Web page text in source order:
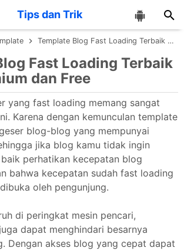
Skip to main content
Tips dan Trik
Template Blog Fast Loading Terbaik Versi Premium dan Free
Fast Loading Terbaik
dan Free
yang fast loading memang sangat
Karena dengan kemunculan template
blog-blog yang mempunyai
jika blog kamu tidak ingin
perhatikan kecepatan blog
bahwa kecepatan sudah fast loading
oleh pengunjung.
di peringkat mesin pencari,
dapat menghindari besarnya
Dengan akses blog yang cepat dapat